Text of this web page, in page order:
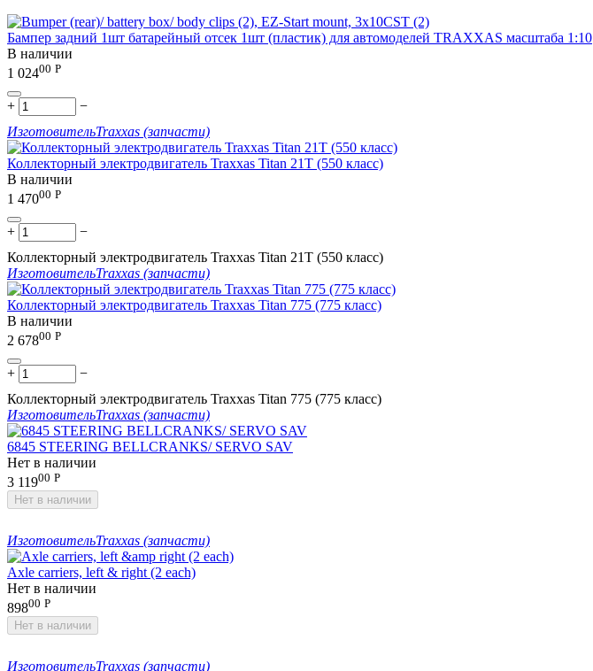
Бампер задний 1шт батарейный отсек 1шт (пластик) для автомоделей TRAXXAS масштаба 1:10
В наличии
1 02400 Р
+
−
ИзготовительTraxxas (запчасти)
Коллекторный электродвигатель Traxxas Titan 21T (550 класс)
В наличии
1 47000 Р
+
−
Коллекторный электродвигатель Traxxas Titan 21T (550 класс)
ИзготовительTraxxas (запчасти)
Коллекторный электродвигатель Traxxas Titan 775 (775 класс)
В наличии
2 67800 Р
+
−
Коллекторный электродвигатель Traxxas Titan 775 (775 класс)
ИзготовительTraxxas (запчасти)
6845 STEERING BELLCRANKS/ SERVO SAV
Нет в наличии
3 11900 Р
Нет в наличии
ИзготовительTraxxas (запчасти)
Axle carriers, left & right (2 each)
Нет в наличии
89800 Р
Нет в наличии
ИзготовительTraxxas (запчасти)